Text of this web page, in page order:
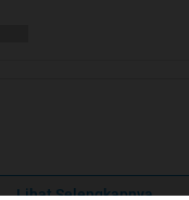
Lihat Selengkapnya